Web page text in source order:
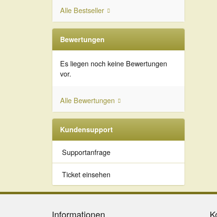
Alle Bestseller
Bewertungen
Es liegen noch keine Bewertungen
vor.
Alle Bewertungen
Kundensupport
Supportanfrage
Ticket einsehen
Informationen